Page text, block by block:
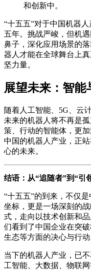
和创新中。
“十五五”对于中国机器
五年。挑战严峻，但机
鼻子，深化应用场景的
器人才能在全球舞台上
坚力量。
展望未来：智能
随着人工智能、5G、云
未来的机器人将不再是
策、行动的智能体，更
中国的机器人产业，正
心的未来。
结语：从“追随者”到“引
“十五五”的到来，不仅
坐标，更是一场深刻的
式，走向以技术创新和
们看到了中国企业在突
生态等方面的决心与行动
当下的机器人产业，已
工智能、大数据、物联